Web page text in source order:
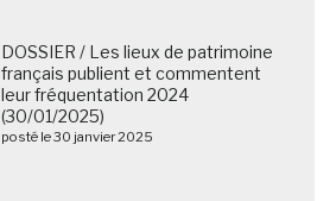
DOSSIER / Les lieux de patrimoine
français publient et commentent
leur fréquentation 2024
(30/01/2025)
posté le 30 janvier 2025